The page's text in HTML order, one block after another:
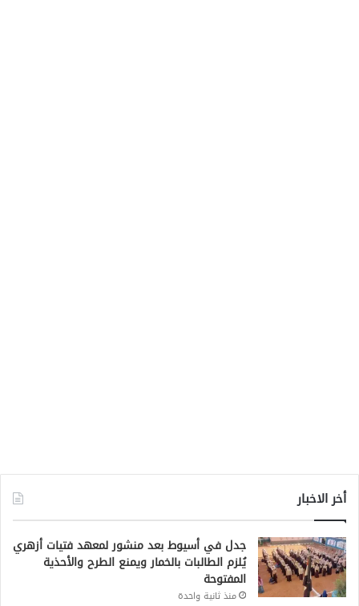
أخر الاخبار
جدل في أسيوط بعد منشور لمعهد فتيات أزهري
يُلزم الطالبات بالخمار ويمنع الطرح والأحذية
المفتوحة
منذ ثانية واحدة